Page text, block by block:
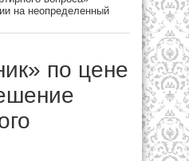
на неопределенный
по цене